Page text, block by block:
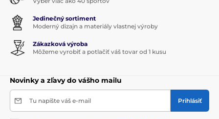
Jedinečný sortiment
Moderný dizajn a materiály vlastnej výroby
Zákazková výroba
Môžeme vyrobiť a potlačiť váš tovar od 1 kusu
Novinky a zľavy do vášho mailu
Tu napíšte váš e-mail Prihlásiť